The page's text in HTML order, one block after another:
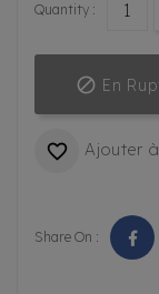
Quantity :
 En
 Ajouter
Share On :